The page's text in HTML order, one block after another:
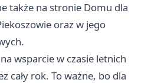
także na stronie Domu dla
oraz w jego
wsparcie w czasie letnich
cały rok. To ważne, bo dla